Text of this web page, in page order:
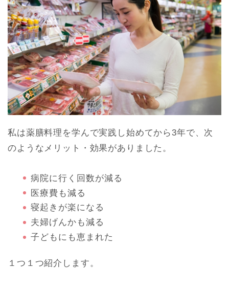
私は薬膳料理を学んで実践し始めてから3年で、次
のようなメリット・効果がありました。
病院に行く回数が減る
医療費も減る
寝起きが楽になる
夫婦げんかも減る
子どもにも恵まれた
１つ１つ紹介します。